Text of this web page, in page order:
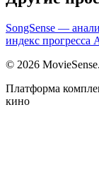
SongSense —
индекс прогресса
© 2026
Платформа
кино